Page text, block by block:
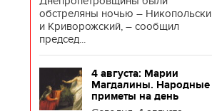
обстреляны ночью –
и Криворожский, – сообщил
председ...
4 августа: Марии
Магдалины. Народные
приметы на день